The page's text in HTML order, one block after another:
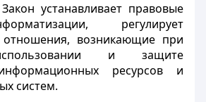
устанавливает правовые
регулирует
возникающие при
и защите
ресурсов и
систем.